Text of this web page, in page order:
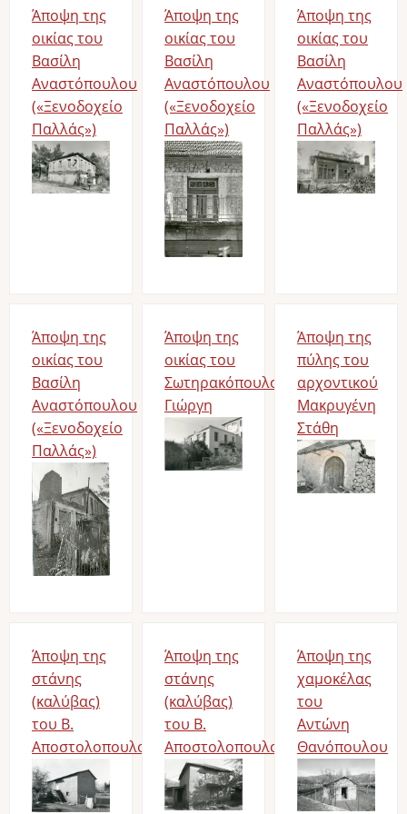
Άποψη της
οικίας του
Βασίλη
Αναστόπουλου
(«Ξενοδοχείο
Παλλάς»)
Bild
Άποψη της
οικίας του
Βασίλη
Αναστόπουλου
(«Ξενοδοχείο
Παλλάς»)
Bild
Άποψη της
οικίας του
Βασίλη
Αναστόπουλου
(«Ξενοδοχείο
Παλλάς»)
Bild
Άποψη της
οικίας του
Βασίλη
Αναστόπουλου
(«Ξενοδοχείο
Παλλάς»)
Bild
Άποψη της
οικίας του
Σωτηρακόπουλου
Γιώργη
Άποψη της
πύλης του
αρχοντικού
Μακρυγένη
Στάθη
Bild
Άποψη της
στάνης
(καλύβας)
του Β.
Αποστολοπουλου
Bild
Άποψη της
στάνης
(καλύβας)
του Β.
Αποστολοπουλου
Bild
Άποψη της
χαμοκέλας
του
Αντώνη
Θανόπουλου
Bild